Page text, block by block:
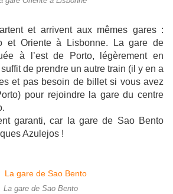
et arrivent aux mêmes gares :
et Oriente à Lisbonne. La gare de
à l’est de Porto, légèrement en
de prendre un autre train (il y en a
et pas besoin de billet si vous avez
pour rejoindre la gare du centre
garanti, car la gare de Sao Bento
Azulejos !
La gare de Sao Bento